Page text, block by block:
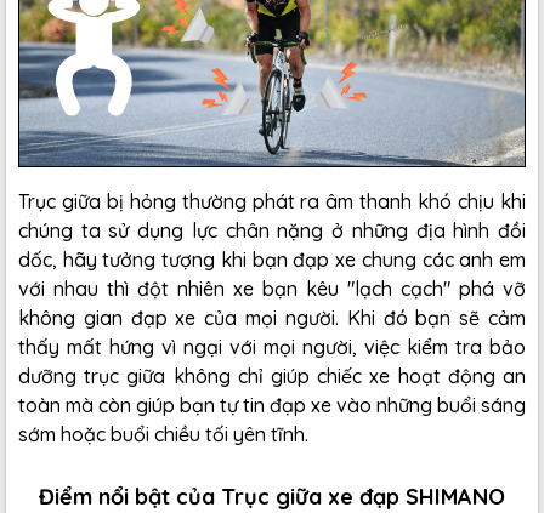
Trục giữa bị hỏng thường phát ra âm thanh khó chịu khi
chúng ta sử dụng lực chân nặng ở những địa hình đồi
dốc, hãy tưởng tượng khi bạn đạp xe chung các anh em
với nhau thì đột nhiên xe bạn kêu "lạch cạch" phá vỡ
không gian đạp xe của mọi người. Khi đó bạn sẽ cảm
thấy mất hứng vì ngại với mọi người, việc kiểm tra bảo
dưỡng trục giữa không chỉ giúp chiếc xe hoạt động an
toàn mà còn giúp bạn tự tin đạp xe vào những buổi sáng
sớm hoặc buổi chiều tối yên tĩnh.
Điểm nổi bật của Trục giữa xe đạp SHIMANO